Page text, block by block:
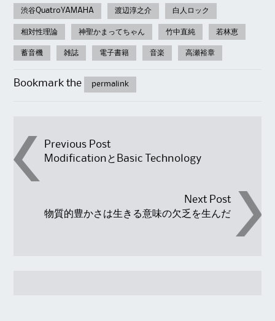
渋谷QuatroYAMAHA 渡辺淳之介 白人ロック
相対性理論 神聖かまってちゃん 竹中直純 若林恵
蓄音機 雑誌 電子書籍 音楽 高瀬裕章
Bookmark the permalink
Post
navigation
Previous Post
ModificationとBasic Technology
Next Post
物質的豊かさは生きる意味の欠乏を生んだ